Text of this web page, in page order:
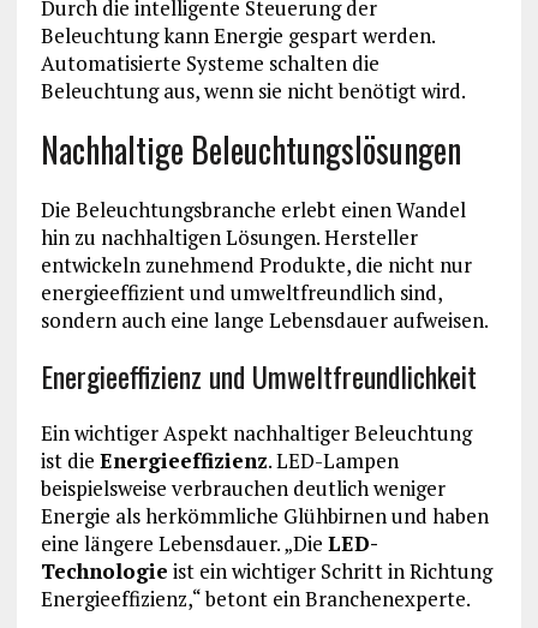
Durch die intelligente Steuerung der
Beleuchtung kann Energie gespart werden.
Automatisierte Systeme schalten die
Beleuchtung aus, wenn sie nicht benötigt wird.
Nachhaltige Beleuchtungslösungen
Die Beleuchtungsbranche erlebt einen Wandel
hin zu nachhaltigen Lösungen. Hersteller
entwickeln zunehmend Produkte, die nicht nur
energieeffizient und umweltfreundlich sind,
sondern auch eine lange Lebensdauer aufweisen.
Energieeffizienz und Umweltfreundlichkeit
Ein wichtiger Aspekt nachhaltiger Beleuchtung
ist die Energieeffizienz. LED-Lampen
beispielsweise verbrauchen deutlich weniger
Energie als herkömmliche Glühbirnen und haben
eine längere Lebensdauer. „Die LED-
Technologie ist ein wichtiger Schritt in Richtung
Energieeffizienz,“ betont ein Branchenexperte.